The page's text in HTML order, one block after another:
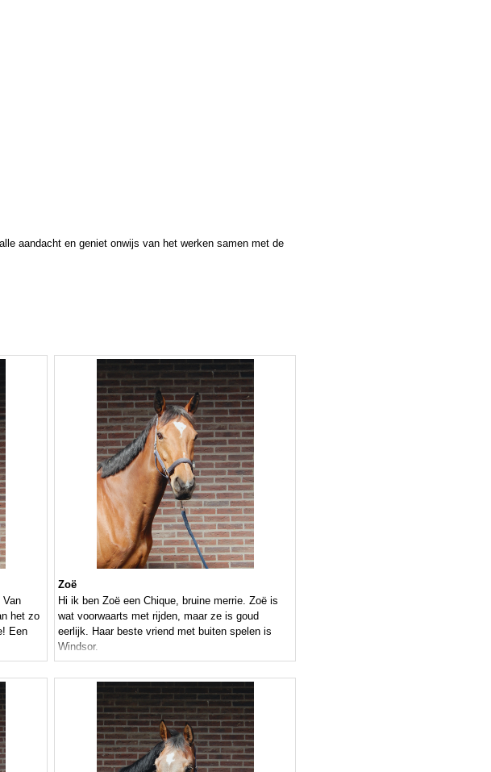
aandacht en geniet onwijs van het werken samen met de
Van
het zo
Een
Zoë
Hi ik ben Zoë een Chique, bruine merrie. Zoë is
wat voorwaarts met rijden, maar ze is goud
eerlijk. Haar beste vriend met buiten spelen is
Windsor.